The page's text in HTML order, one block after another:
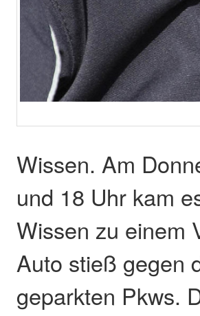
Wissen. Am
und 18 Uhr kam
Wissen zu einem
Auto stieß gegen
geparkten Pkws.